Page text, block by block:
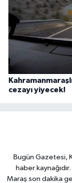
cezayı yiyecek!
Bugün Gazetesi,
haber
Maraş son dakika